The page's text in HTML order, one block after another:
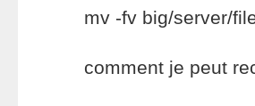
mv -fv big/server/
comment je peut